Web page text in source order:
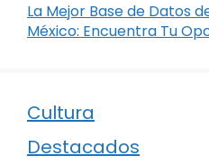
La Mejor Base de Datos
México: Encuentra Tu
Cultura
Destacados